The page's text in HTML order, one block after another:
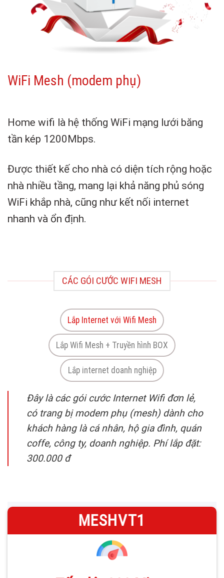
WiFi Mesh (modem phụ)
Home wifi là hệ thống WiFi mạng lưới băng
tần kép 1200Mbps.
Được thiết kế cho nhà có diện tích rộng hoặc
nhà nhiều tầng, mang lại khả năng phủ sóng
WiFi khắp nhà, cũng như kết nối internet
nhanh và ổn định.
CÁC GÓI CƯỚC WIFI MESH
Lắp Internet với Wifi Mesh
Lắp Wifi Mesh + Truyền hình BOX
Lắp internet doanh nghiệp
Đây là các gói cước Internet Wifi đơn lẻ,
có trang bị modem phụ (mesh) dành cho
khách hàng là cá nhân, hộ gia đình, quán
coffe, công ty, doanh nghiệp. Phí lắp đặt:
300.000 đ
—
MESHVT1